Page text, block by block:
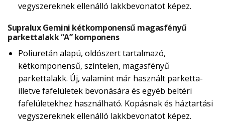
vegyszereknek ellenálló lakkbevonatot képez.
Supralux Gemini kétkomponensű magasfényű
parkettalakk “A” komponens
Poliuretán alapú, oldószert tartalmazó,
kétkomponensű, színtelen, magasfényű
parkettalakk. Új, valamint már használt parketta-
illetve fafelületek bevonására és egyéb beltéri
fafelületekhez használható. Kopásnak és háztartási
vegyszereknek ellenálló lakkbevonatot képez.